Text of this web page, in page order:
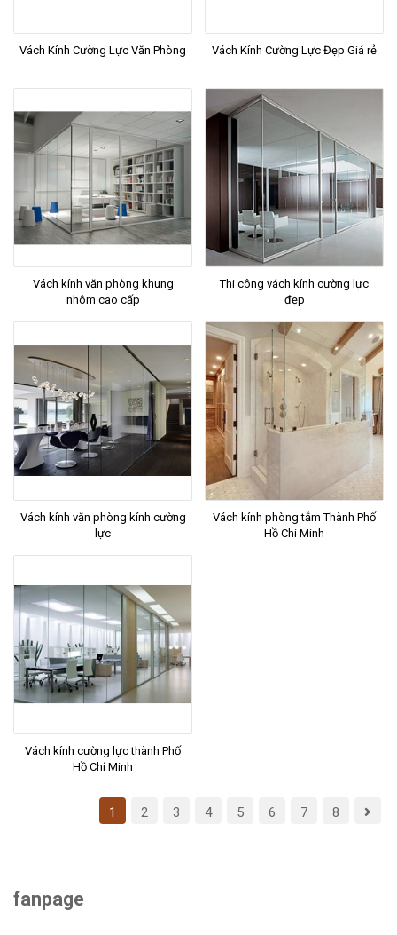
Vách Kính Cường Lực Văn Phòng Vách Kính Cường Lực Đẹp Giá rẻ
Vách kính văn phòng khung
nhôm cao cấp
Thi công vách kính cường lực
đẹp
Vách kính văn phòng kính cường
lực
Vách kính phòng tắm Thành Phố
Hồ Chi Minh
Vách kính cường lực thành Phố
Hồ Chí Minh
1 2 3 4 5 6 7 8
fanpage